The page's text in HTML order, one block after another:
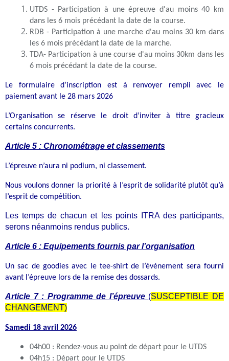
UTDS - Participation à une épreuve d'au moins 40 km
dans les 6 mois précédant la date de la course.
RDB - Participation à une marche d'au moins 30 km dans
les 6 mois précédant la date de la marche.
TDA- Participation à une course d'au moins 30km dans les
6 mois précédant la date de la course.
Le formulaire d’inscription est à renvoyer rempli avec le
paiement avant le 28 mars 2026
L’Organisation se réserve le droit d’inviter à titre gracieux
certains concurrents.
Article 5 : Chronométrage et classements
L’épreuve n’aura ni podium, ni classement.
Nous voulons donner la priorité à l’esprit de solidarité plutôt qu’à
l’esprit de compétition.
Les temps de chacun et les points ITRA des participants,
serons néanmoins rendus publics.
Article 6 : Equipements fournis par l’organisation
Un sac de goodies avec le tee-shirt de l’événement sera fourni
avant l’épreuve lors de la remise des dossards.
Article 7 : Programme de l’épreuve (SUSCEPTIBLE DE
CHANGEMENT)
Samedi 18 avril 2026
04h00 : Rendez-vous au point de départ pour le UTDS
04h15 : Départ pour le UTDS